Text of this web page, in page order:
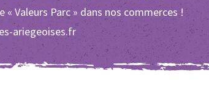
« Valeurs Parc » dans nos commerces !
ariegeoises.fr